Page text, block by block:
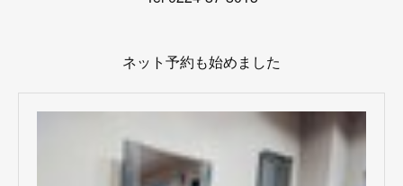
ネット予約も始めました